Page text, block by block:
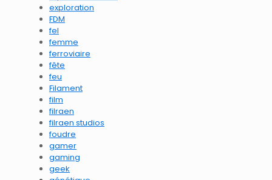
exploration
FDM
fel
femme
ferroviaire
fête
feu
Filament
film
filraen
filraen studios
foudre
gamer
gaming
geek